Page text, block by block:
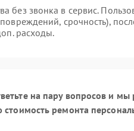
без звонка в сервис.
срочность),
расходы.
на пару вопросов и мы
стоимость ремонта